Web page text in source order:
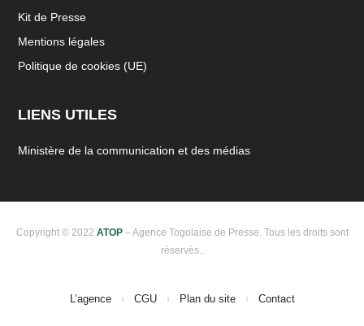
Kit de Presse
Mentions légales
Politique de cookies (UE)
LIENS UTILES
Ministère de la communication et des médias
Copyright © 2022 ATOP– Agence Togolaise de Presse. Tous les droits sont
réservés..
L’agence CGU Plan du site Contact